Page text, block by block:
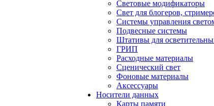
Световые модификаторы
Свет для блогеров,
Системы управления
Подвесные системы
Штативы для
ГРИП
Расходные материалы
Сценический свет
Фоновые материалы
Аксессуары
Носители данных
Карты памяти